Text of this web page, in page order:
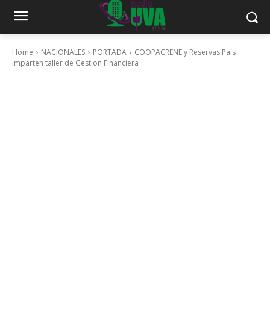
Home NACIONALES PORTADA
COOPACRENE y Reservas País
imparten taller de Gestion Financiera